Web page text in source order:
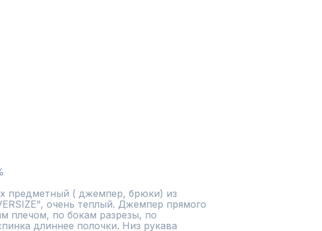
предметный ( джемпер, брюки) из
очень теплый. Джемпер прямого
плечом, по бокам разрезы, по
длиннее полочки. Низ рукава